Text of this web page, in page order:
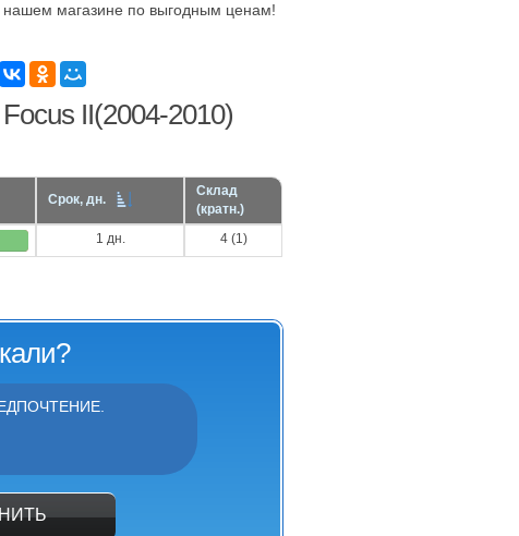
магазине по выгодным ценам!
II(2004-2010)
Срок, дн.
Склад
(кратн.)
1 дн. 4 (1)